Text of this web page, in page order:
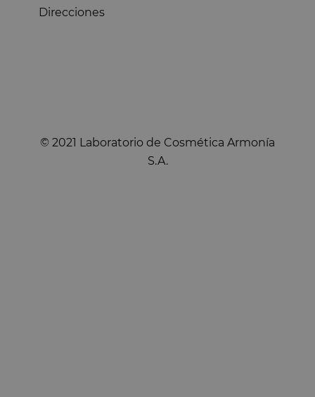
Direcciones
© 2021 Laboratorio de Cosmética Armonía
S.A.